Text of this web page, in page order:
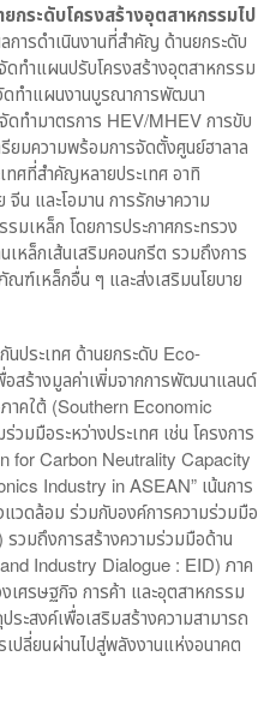
กระดับโครงสร้างอุตสาหกรรมไป
การดำเนินงานที่สำคัญ ด้านยกระดับ
ดทำแผนปรับโครงสร้างอุตสาหกรรม
ดทำแผนงานบูรณาการพัฒนา
ทำมาตรการ HEV/MHEV การขับ
ยมความพร้อมการจัดตั้งศูนย์ฮาลาล
ทศที่สำคัญหลายประเทศ อาทิ
จีน และโอมาน การรักษาความ
มเหล็ก โดยการประกาศกระทรวง
หล็กเส้นเสริมคอนกรีต รวมถึงการ
ฑ์เหล็กอื่น ๆ และส่งเสริมนโยบาย
ประเทศ ด้านยกระดับ Eco-
สร้างมูลค่าเพิ่มจากการพัฒนาแลนด์
าคใต้ (Southern Economic
มมือระหว่างประเทศ เช่น โครงการ
for Carbon Neutrality Capacity
Industry in ASEAN” เน้นการ
วดล้อม ร่วมกับองค์การความร่วมมือ
รวมถึงการสร้างความร่วมมือด้าน
Industry Dialogue : EID) ภาค
ศรษฐกิจ การค้า และอุตสาหกรรม
ะสงค์เพื่อเสริมสร้างความสามารถ
ปลี่ยนผ่านไปสู่พลังงานแห่งอนาคต